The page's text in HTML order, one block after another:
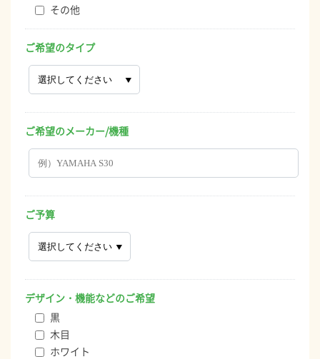
その他
ご希望のタイプ
ご希望のメーカー/機種
ご予算
デザイン・機能などのご希望
黒
木目
ホワイト